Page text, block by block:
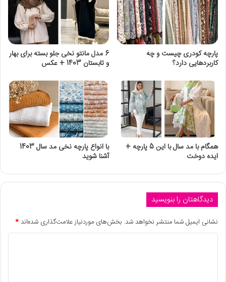
پارچه کودری چیست و چه
کاربردهایی دارد؟
6 مدل مانتو نخی جلو بسته برای بهار
و تابستان 1403 + عکس
همگام با مد سال با این 5 پارچه +
ایده دوخت
با انواع پارچه نخی مد سال 1403
آشنا شوید
دیدگاهتان را بنویسید
نشانی ایمیل شما منتشر نخواهد شد. بخش‌های موردنیاز علامت‌گذاری شده‌اند*